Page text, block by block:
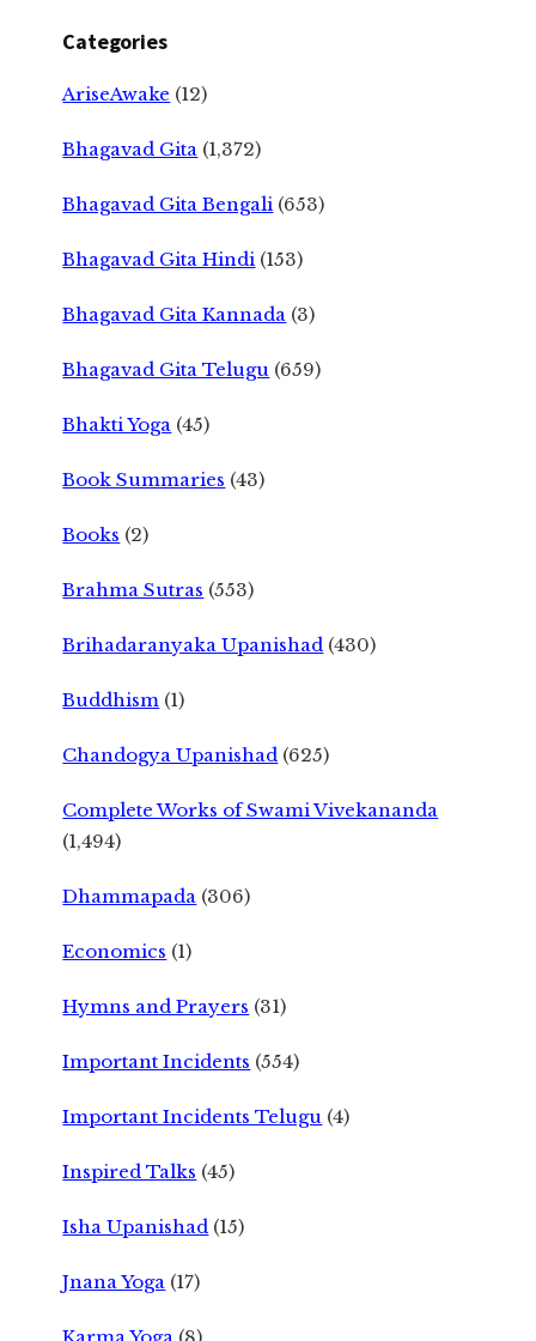
Categories
AriseAwake (12)
Bhagavad Gita (1,372)
Bhagavad Gita Bengali (653)
Bhagavad Gita Hindi (153)
Bhagavad Gita Kannada (3)
Bhagavad Gita Telugu (659)
Bhakti Yoga (45)
Book Summaries (43)
Books (2)
Brahma Sutras (553)
Brihadaranyaka Upanishad (430)
Buddhism (1)
Chandogya Upanishad (625)
Complete Works of Swami Vivekananda
(1,494)
Dhammapada (306)
Economics (1)
Hymns and Prayers (31)
Important Incidents (554)
Important Incidents Telugu (4)
Inspired Talks (45)
Isha Upanishad (15)
Jnana Yoga (17)
Karma Yoga (8)